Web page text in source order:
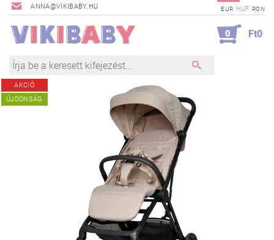
ANNA@VIKIBABY.HU EUR HUF RON
0 Ft0
AKCIÓ
ÚJDONSÁG